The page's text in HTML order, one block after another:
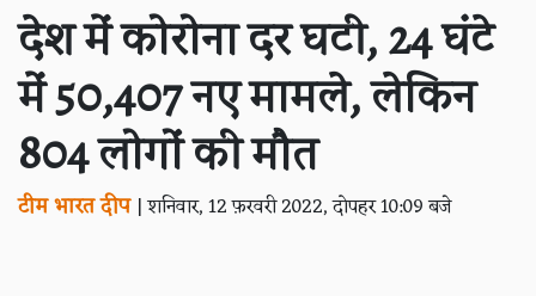
देश में कोरोना दर घटी, 24 घंटे
में 50,407 नए मामले, लेकिन
804 लोगों की मौत
टीम भारत दीप |शनिवार, 12 फ़रवरी 2022, दोपहर 10:09 बजे